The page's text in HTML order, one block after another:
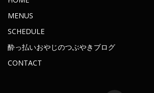
2015年9月
2015年7月
2015年5月
2015年4月
2015年3月
2014年10月
MENUS
SCHEDULE
酔っ払いおやじのつぶやきブログ
CONTACT